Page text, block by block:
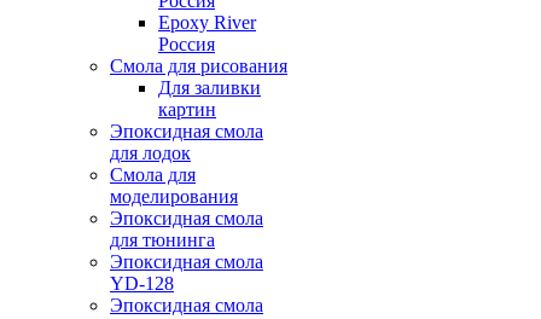
Epoxy River
Россия
Смола для рисования
Для заливки
картин
Эпоксидная смола
для лодок
Смола для
моделирования
Эпоксидная смола
для тюнинга
Эпоксидная смола
YD-128
Эпоксидная смола